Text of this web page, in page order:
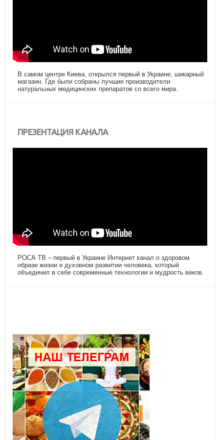
В самом центре Киева, открылся первый в Украине, шикарный
магазин. Где были собраны лучшие производители
натуральных медицинских препаратов со всего мира.
ПРЕЗЕНТАЦИЯ КАНАЛА
РОСА ТВ – первый в Украине Интернет канал о здоровом
образе жизни и духовном развитии человека, который
объединил в себе современные технологии и мудрость веков.